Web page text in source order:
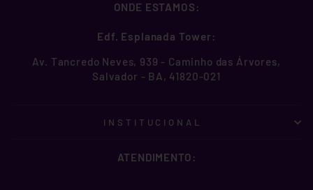
ONDE ESTAMOS:
Edf. Esplanada Tower:
Av. Tancredo Neves, 939 - Caminho das Árvores,
Salvador - BA, 41820-021
INSTITUCIONAL
ATENDIMENTO: